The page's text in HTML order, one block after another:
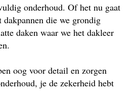
onderhoud. Of het nu gaat
dakpannen die we grondig
daken waar we het dakleer
oog voor detail en zorgen
je de zekerheid hebt